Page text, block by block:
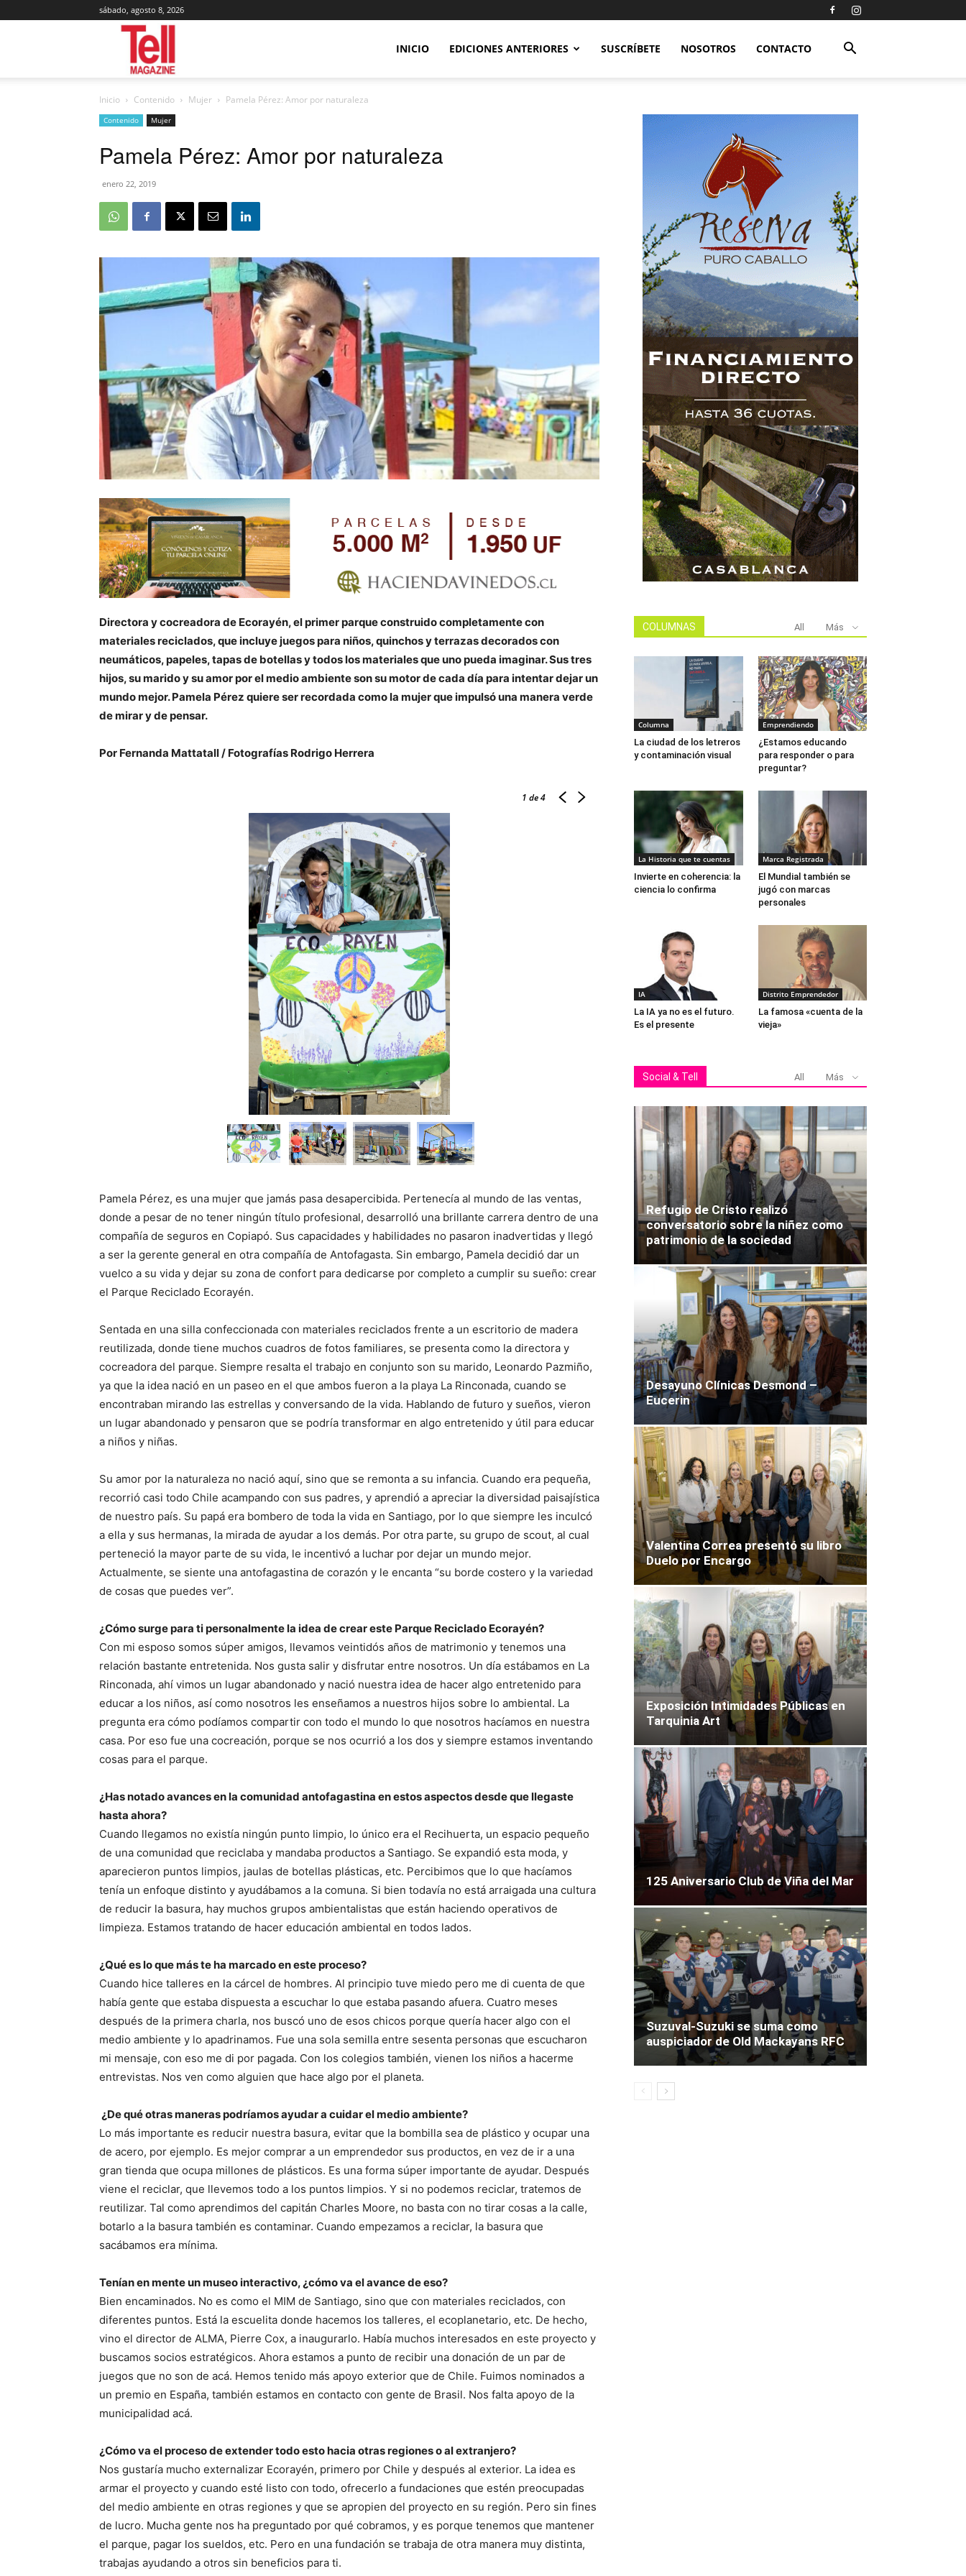
sábado, agosto 8, 2026
Magazine
INICIO EDICIONES ANTERIORES SUSCRÍBETE NOSOTROS CONTACTO
Inicio Contenido Mujer Pamela Pérez: Amor por naturaleza
Contenido Mujer
Pamela Pérez: Amor por naturaleza
enero 22, 2019
Directora y cocreadora de Ecorayén, el primer parque construido completamente con
materiales reciclados, que incluye juegos para niños, quinchos y terrazas decorados con
neumáticos, papeles, tapas de botellas y todos los materiales que uno pueda imaginar. Sus tres
hijos, su marido y su amor por el medio ambiente son su motor de cada día para intentar dejar un
mundo mejor. Pamela Pérez quiere ser recordada como la mujer que impulsó una manera verde
de mirar y de pensar.
Por Fernanda Mattatall / Fotografías Rodrigo Herrera
1 de 4
Pamela Pérez, es una mujer que jamás pasa desapercibida. Pertenecía al mundo de las ventas,
donde a pesar de no tener ningún título profesional, desarrolló una brillante carrera dentro de una
compañía de seguros en Copiapó. Sus capacidades y habilidades no pasaron inadvertidas y llegó
a ser la gerente general en otra compañía de Antofagasta. Sin embargo, Pamela decidió dar un
vuelco a su vida y dejar su zona de confort para dedicarse por completo a cumplir su sueño: crear
el Parque Reciclado Ecorayén.
Sentada en una silla confeccionada con materiales reciclados frente a un escritorio de madera
reutilizada, donde tiene muchos cuadros de fotos familiares, se presenta como la directora y
cocreadora del parque. Siempre resalta el trabajo en conjunto son su marido, Leonardo Pazmiño,
ya que la idea nació en un paseo en el que ambos fueron a la playa La Rinconada, cuando se
encontraban mirando las estrellas y conversando de la vida. Hablando de futuro y sueños, vieron
un lugar abandonado y pensaron que se podría transformar en algo entretenido y útil para educar
a niños y niñas.
Su amor por la naturaleza no nació aquí, sino que se remonta a su infancia. Cuando era pequeña,
recorrió casi todo Chile acampando con sus padres, y aprendió a apreciar la diversidad paisajística
de nuestro país. Su papá era bombero de toda la vida en Santiago, por lo que siempre les inculcó
a ella y sus hermanas, la mirada de ayudar a los demás. Por otra parte, su grupo de scout, al cual
perteneció la mayor parte de su vida, le incentivó a luchar por dejar un mundo mejor.
Actualmente, se siente una antofagastina de corazón y le encanta “su borde costero y la variedad
de cosas que puedes ver”.
¿Cómo surge para ti personalmente la idea de crear este Parque Reciclado Ecorayén?
Con mi esposo somos súper amigos, llevamos veintidós años de matrimonio y tenemos una
relación bastante entretenida. Nos gusta salir y disfrutar entre nosotros. Un día estábamos en La
Rinconada, ahí vimos un lugar abandonado y nació nuestra idea de hacer algo entretenido para
educar a los niños, así como nosotros les enseñamos a nuestros hijos sobre lo ambiental. La
pregunta era cómo podíamos compartir con todo el mundo lo que nosotros hacíamos en nuestra
casa. Por eso fue una cocreación, porque se nos ocurrió a los dos y siempre estamos inventando
cosas para el parque.
¿Has notado avances en la comunidad antofagastina en estos aspectos desde que llegaste
hasta ahora?
Cuando llegamos no existía ningún punto limpio, lo único era el Recihuerta, un espacio pequeño
de una comunidad que reciclaba y mandaba productos a Santiago. Se expandió esta moda, y
aparecieron puntos limpios, jaulas de botellas plásticas, etc. Percibimos que lo que hacíamos
tenía un enfoque distinto y ayudábamos a la comuna. Si bien todavía no está arraigada una cultura
de reducir la basura, hay muchos grupos ambientalistas que están haciendo operativos de
limpieza. Estamos tratando de hacer educación ambiental en todos lados.
¿Qué es lo que más te ha marcado en este proceso?
Cuando hice talleres en la cárcel de hombres. Al principio tuve miedo pero me di cuenta de que
había gente que estaba dispuesta a escuchar lo que estaba pasando afuera. Cuatro meses
después de la primera charla, nos buscó uno de esos chicos porque quería hacer algo con el
medio ambiente y lo apadrinamos. Fue una sola semilla entre sesenta personas que escucharon
mi mensaje, con eso me di por pagada. Con los colegios también, vienen los niños a hacerme
entrevistas. Nos ven como alguien que hace algo por el planeta.
¿De qué otras maneras podríamos ayudar a cuidar el medio ambiente?
Lo más importante es reducir nuestra basura, evitar que la bombilla sea de plástico y ocupar una
de acero, por ejemplo. Es mejor comprar a un emprendedor sus productos, en vez de ir a una
gran tienda que ocupa millones de plásticos. Es una forma súper importante de ayudar. Después
viene el reciclar, que llevemos todo a los puntos limpios. Y si no podemos reciclar, tratemos de
reutilizar. Tal como aprendimos del capitán Charles Moore, no basta con no tirar cosas a la calle,
botarlo a la basura también es contaminar. Cuando empezamos a reciclar, la basura que
sacábamos era mínima.
Tenían en mente un museo interactivo, ¿cómo va el avance de eso?
Bien encaminados. No es como el MIM de Santiago, sino que con materiales reciclados, con
diferentes puntos. Está la escuelita donde hacemos los talleres, el ecoplanetario, etc. De hecho,
vino el director de ALMA, Pierre Cox, a inaugurarlo. Había muchos interesados en este proyecto y
buscamos socios estratégicos. Ahora estamos a punto de recibir una donación de un par de
juegos que no son de acá. Hemos tenido más apoyo exterior que de Chile. Fuimos nominados a
un premio en España, también estamos en contacto con gente de Brasil. Nos falta apoyo de la
municipalidad acá.
¿Cómo va el proceso de extender todo esto hacia otras regiones o al extranjero?
Nos gustaría mucho externalizar Ecorayén, primero por Chile y después al exterior. La idea es
armar el proyecto y cuando esté listo con todo, ofrecerlo a fundaciones que estén preocupadas
del medio ambiente en otras regiones y que se apropien del proyecto en su región. Pero sin fines
de lucro. Mucha gente nos ha preguntado por qué cobramos, y es porque tenemos que mantener
el parque, pagar los sueldos, etc. Pero en una fundación se trabaja de otra manera muy distinta,
trabajas ayudando a otros sin beneficios para ti.
COLUMNAS All Más
Columna
La ciudad de los letreros
y contaminación visual
Emprendiendo
¿Estamos educando
para responder o para
preguntar?
La Historia que te cuentas
Invierte en coherencia: la
ciencia lo confirma
Marca Registrada
El Mundial también se
jugó con marcas
personales
IA
La IA ya no es el futuro.
Es el presente
Distrito Emprendedor
La famosa «cuenta de la
vieja»
Social & Tell All Más
Refugio de Cristo realizó
conversatorio sobre la niñez como
patrimonio de la sociedad
Desayuno Clínicas Desmond –
Eucerin
Valentina Correa presentó su libro
Duelo por Encargo
Exposición Intimidades Públicas en
Tarquinia Art
125 Aniversario Club de Viña del Mar
Suzuval-Suzuki se suma como
auspiciador de Old Mackayans RFC